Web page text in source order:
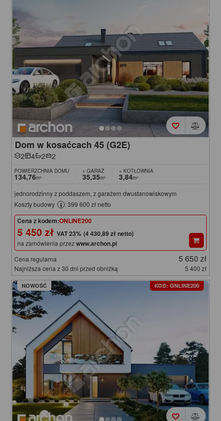
Dom w kosaćcach 45 (G2E)
2 4 2 2
POWIERZCHNIA DOMU
134,76m²
+ GARAŻ
35,35m²
+ KOTŁOWNIA
3,84m²
jednorodzinny z poddaszem, z garażem dwustanowiskowym
Koszty budowy
: 399 600 zł netto
Cena z kodem:ONLINE200
5 450 zł (4 430,89 zł netto)
na zamówienia przezwww.archon.pl
Cena regularna 5 650 zł
Najniższa cena z 30 dni przed obniżką 5 400 zł
NOWOŚĆ KOD: ONLINE200